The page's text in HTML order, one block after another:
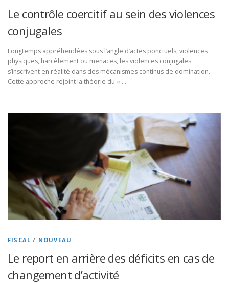
Le contrôle coercitif au sein des violences
conjugales
Longtemps appréhendées sous l’angle d’actes ponctuels, violences
physiques, harcèlement ou menaces, les violences conjugales
s’inscrivent en réalité dans des mécanismes continus de domination.
Cette approche rejoint la théorie du « …
FISCAL / NOUVEAU
Le report en arrière des déficits en cas de
changement d’activité